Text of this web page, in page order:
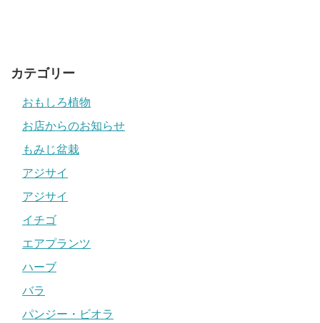
カテゴリー
おもしろ植物
お店からのお知らせ
もみじ盆栽
アジサイ
アジサイ
イチゴ
エアプランツ
ハーブ
バラ
パンジー・ビオラ